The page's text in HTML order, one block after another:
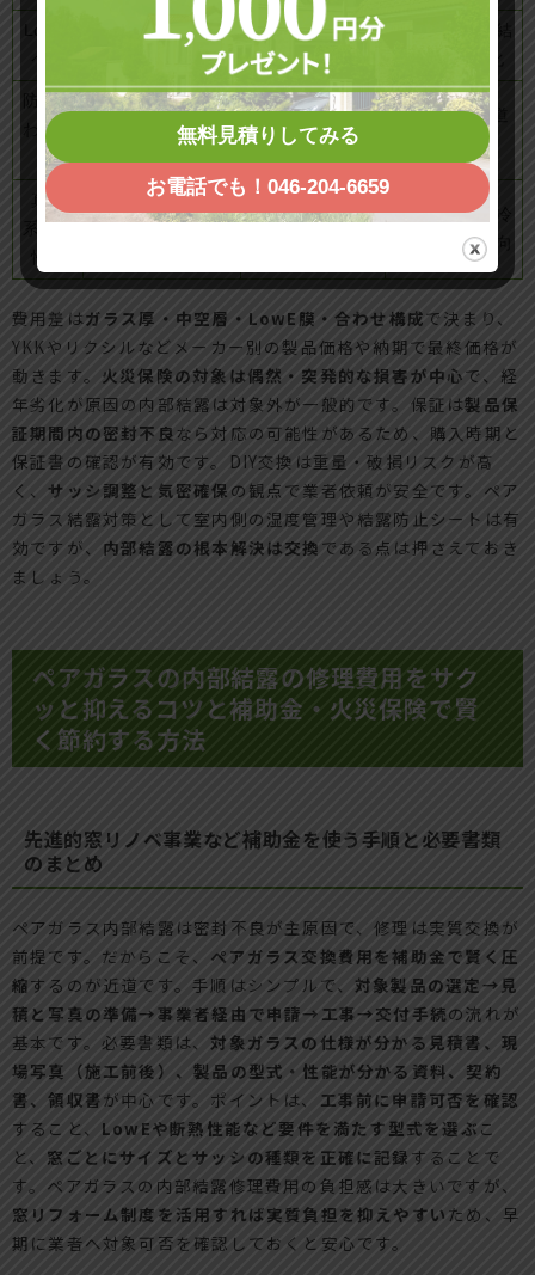
小窓3万台～/掃き
出し7～9万円前後
放射熱を抑え断
熱・省エネ向上
防犯合
わせペ
ア
+1～3万円程度上
乗せ
侵入抑止と防災
性、紫外線カッ
1階や玄関、道
真空
掃き出しで10万円
断熱最高水準、
断熱重視、寒冷
地・省エネ志向
費用差はガラス厚・中空層・LowE膜・合わせ構成で決まり、
YKKやリクシルなどメーカー別の製品価格や納期で最終価格が
動きます。 火災保険の対象は偶然・突発的な損害が中心で、経
年劣化が原因の内部結露は対象外が一般的です。保証は製品保
証期間内の密封不良なら対応の可能性があるため、購入時期と
保証書の確認が有効です。DIY交換は重量・破損リスクが高
く、サッシ調整と気密確保 の観点で業者依頼が安全です。ペア
ガラス結露対策として室内側の湿度管理や結露防止シートは有
効ですが、 内部結露の根本解決は交換 である点は押さえておき
ましょう。
ペアガラスの内部結露の修理費用をサク
ッと抑えるコツと補助金・火災保険で賢
く節約する方法
先進的窓リノベ事業など補助金を使う手順と必要書類
のまとめ
ペアガラス内部結露は密封不良が主原因で、修理は実質交換が
前提です。だからこそ、 ペアガラス交換費用を補助金で賢く圧
縮するのが近道です。手順はシンプルで、対象製品の選定→見
積と写真の準備→事業者経由で申請→工事→交付手続の流れが
基本です。必要書類は、対象ガラスの仕様が分かる見積書、現
場写真（施工前後）、製品の型式・性能が分かる資料、契約
書、領収書が中心です。ポイントは、 工事前に申請可否を確認
すること、 LowEや断熱性能など要件を満たす型式を選ぶ こ
と、 窓ごとにサイズとサッシの種類を正確に記録 することで
す。ペアガラスの内部結露修理費用の負担感は大きいですが、
窓リフォーム制度を活用すれば実質負担を抑えやすい ため、早
期に業者へ対象可否を確認しておくと安心です。
無料見積りしてみる
お電話でも！046-204-6659